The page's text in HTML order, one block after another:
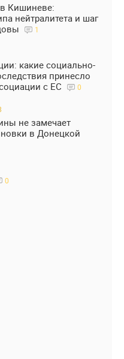
Кишиневе:
нейтралитета и шаг
1
какие социально-
принесло
с ЕС
0
не замечает
в Донецкой
0